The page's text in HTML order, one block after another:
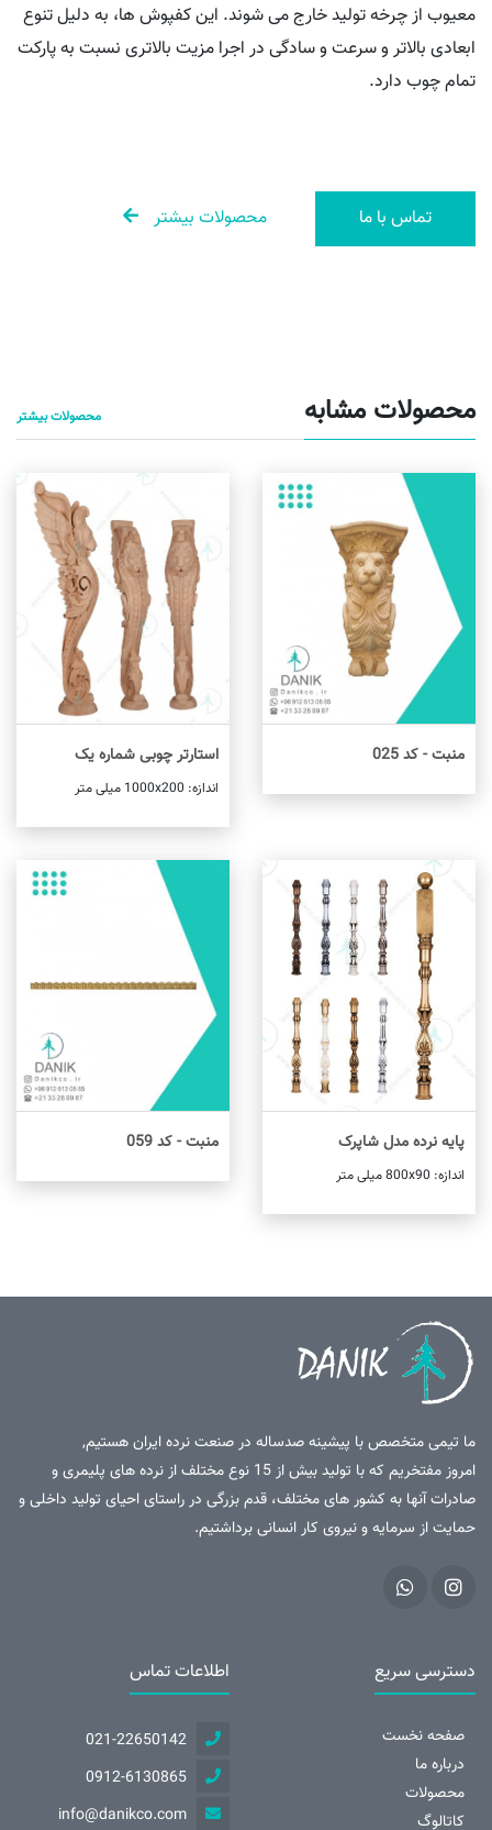
معیوب از چرخه تولید خارج می شوند. این کفپوش ها، به دلیل تنوع
ابعادی بالاتر و سرعت و سادگی در اجرا مزیت بالاتری نسبت به پارکت
تمام چوب دارد.
تماس با ما محصولات بیشتر
محصولات مشابه محصولات بیشتر
منبت - کد 025 استارتر چوبی شماره یک
اندازه: 1000x200 میلی متر
اطلاعات بیشتر
پایه نرده مدل شاپرک
اندازه: 800x90 میلی متر
اطلاعات بیشتر
منبت - کد 059
ما تیمی متخصص با پیشینه صدساله در صنعت نرده ایران هستیم,
امروز مفتخریم که با تولید بیش از 15 نوع مختلف از نرده های پلیمری و
صادرات آنها به کشور های مختلف، قدم بزرگی در راستای احیای تولید داخلی و
حمایت از سرمایه و نیروی کار انسانی برداشتیم.
دسترسی سریع
صفحه نخست
درباره ما
محصولات
کاتالوگ
اطلاعات تماس